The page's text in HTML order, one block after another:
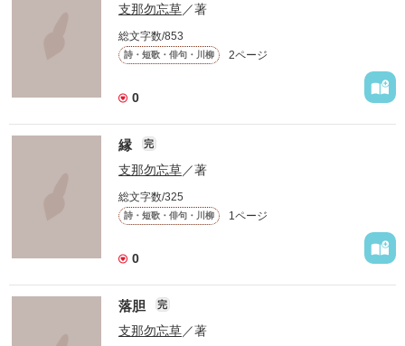
支那勿忘草／著
総文字数/853
詩・短歌・俳句・川柳 2ページ
0
縁 完
支那勿忘草／著
総文字数/325
詩・短歌・俳句・川柳 1ページ
0
落胆 完
支那勿忘草／著